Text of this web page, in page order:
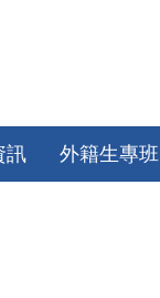
訊 外籍生專班